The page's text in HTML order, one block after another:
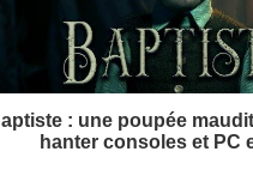
: une poupée
hanter consoles et PC